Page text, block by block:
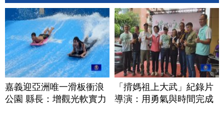
嘉義迎亞洲唯一滑板衝浪
公園 縣長：增觀光軟實力
「揹媽祖上大武」紀錄片
導演：用勇氣與時間完成